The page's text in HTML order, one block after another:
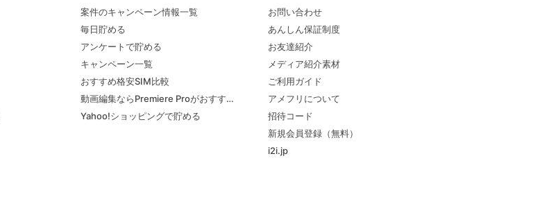
案件のキャンペーン情報一覧
毎日貯める
アンケートで貯める
キャンペーン一覧
おすすめ格安SIM比較
動画編集ならPremiere Proがおすすめ！
Yahoo!ショッピングで貯める
お問い合わせ
あんしん保証制度
お友達紹介
メディア紹介素材
ご利用ガイド
アメフリについて
招待コード
新規会員登録（無料）
i2i.jp